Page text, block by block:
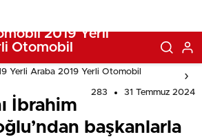
Yerli Araba 2019 Yerli Otomobil
283 31 Temmuz 2024
İbrahim
başkanlarla